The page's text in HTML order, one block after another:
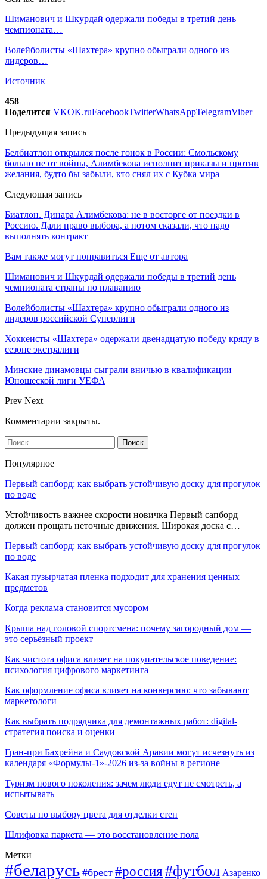
Шиманович и Шкурдай одержали победы в третий день
чемпионата…
Волейболисты «Шахтера» крупно обыграли одного из
лидеров…
Источник
458
Поделится VKOK.ruFacebookTwitterWhatsAppTelegramViber
Предыдущая запись
Белбиатлон открылся после гонок в России: Смольскому
больно не от войны, Алимбекова исполнит приказы и против
желания, будто бы забыли, кто снял их с Кубка мира
Следующая запись
Биатлон. Динара Алимбекова: не в восторге от поездки в
Россию. Дали право выбора, а потом сказали, что надо
выполнять контракт
Вам также могут понравиться Еще от автора
Шиманович и Шкурдай одержали победы в третий день
чемпионата страны по плаванию
Волейболисты «Шахтера» крупно обыграли одного из
лидеров российской Суперлиги
Хоккеисты «Шахтера» одержали двенадцатую победу кряду в
сезоне экстралиги
Минские динамовцы сыграли вничью в квалификации
Юношеской лиги УЕФА
Prev Next
Комментарии закрыты.
Популярное
Первый сапборд: как выбрать устойчивую доску для прогулок
по воде
Устойчивость важнее скорости новичка Первый сапборд
должен прощать неточные движения. Широкая доска с…
Первый сапборд: как выбрать устойчивую доску для прогулок
по воде
Какая пузырчатая пленка подходит для хранения ценных
предметов
Когда реклама становится мусором
Крыша над головой спортсмена: почему загородный дом —
это серьёзный проект
Как чистота офиса влияет на покупательское поведение:
психология цифрового маркетинга
Как оформление офиса влияет на конверсию: что забывают
маркетологи
Как выбрать подрядчика для демонтажных работ: digital-
стратегия поиска и оценки
Гран-при Бахрейна и Саудовской Аравии могут исчезнуть из
календаря «Формулы-1»-2026 из-за войны в регионе
Туризм нового поколения: зачем люди едут не смотреть, а
испытывать
Советы по выбору цвета для отделки стен
Шлифовка паркета — это восстановление пола
Метки
#беларусь #брест #россия#футбол Азаренко